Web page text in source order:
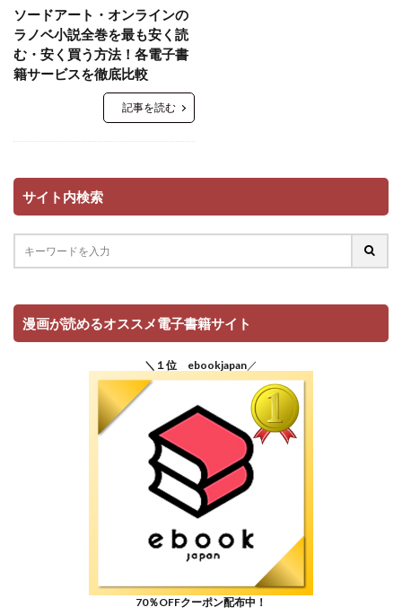
ソードアート・オンラインの
ラノベ小説全巻を最も安く読
む・安く買う方法！各電子書
籍サービスを徹底比較
記事を読む
サイト内検索
漫画が読めるオススメ電子書籍サイト
＼１位 ebookjapan／
70％OFFクーポン配布中！